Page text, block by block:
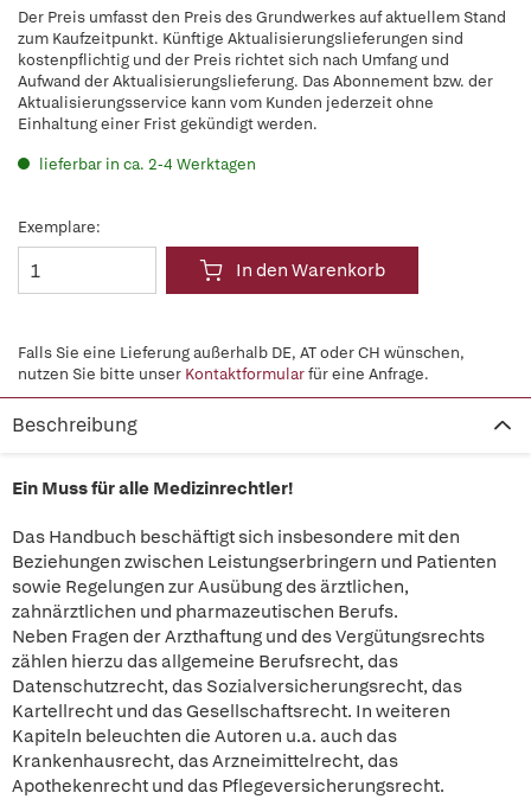
Der Preis umfasst den Preis des Grundwerkes auf aktuellem Stand
zum Kaufzeitpunkt. Künftige Aktualisierungslieferungen sind
kostenpflichtig und der Preis richtet sich nach Umfang und
Aufwand der Aktualisierungslieferung. Das Abonnement bzw. der
Aktualisierungsservice kann vom Kunden jederzeit ohne
Einhaltung einer Frist gekündigt werden.
lieferbar in ca. 2-4 Werktagen
Exemplare:
In den Warenkorb
Falls Sie eine Lieferung außerhalb DE, AT oder CH wünschen,
nutzen Sie bitte unser Kontaktformularfür eine Anfrage.
Beschreibung
Ein Muss für alle Medizinrechtler!
Das Handbuch beschäftigt sich insbesondere mit den
Beziehungen zwischen Leistungserbringern und Patienten
sowie Regelungen zur Ausübung des ärztlichen,
zahnärztlichen und pharmazeutischen Berufs.
Neben Fragen der Arzthaftung und des Vergütungsrechts
zählen hierzu das allgemeine Berufsrecht, das
Datenschutzrecht, das Sozialversicherungsrecht, das
Kartellrecht und das Gesellschaftsrecht. In weiteren
Kapiteln beleuchten die Autoren u.a. auch das
Krankenhausrecht, das Arzneimittelrecht, das
Apothekenrecht und das Pflegeversicherungsrecht.